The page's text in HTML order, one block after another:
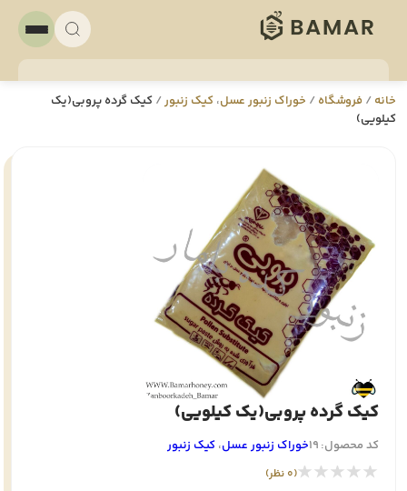
خانه/ فروشگاه/ خوراک زنبور عسل، کیک زنبور/ کیک گرده پروبی(یک
کیلویی)
کیک گرده پروبی(یک کیلویی)
کد محصول: 19 خوراک زنبور عسل، کیک زنبور
★★★★★(0 نظر)